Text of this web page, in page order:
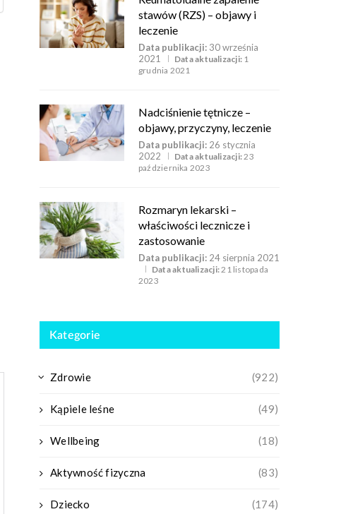
stawów (RZS) – objawy i
leczenie
Data publikacji: 30 września
2021
Data aktualizacji: 1
grudnia 2021
Nadciśnienie tętnicze –
objawy, przyczyny, leczenie
Data publikacji: 26 stycznia
2022
Data aktualizacji:23
października 2023
Rozmaryn lekarski –
właściwości lecznicze i
zastosowanie
Data publikacji: 24 sierpnia 2021
Data aktualizacji:21 listopada
2023
Kategorie
Zdrowie (922)
Kąpiele leśne (49)
Wellbeing (18)
Aktywność fizyczna (83)
Dziecko (174)